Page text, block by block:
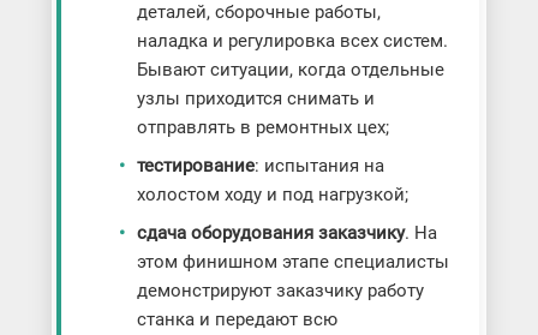
деталей, сборочные работы,
наладка и регулировка всех систем.
Бывают ситуации, когда отдельные
узлы приходится снимать и
отправлять в ремонтных цех;
тестирование: испытания на
холостом ходу и под нагрузкой;
сдача оборудования заказчику. На
этом финишном этапе специалисты
демонстрируют заказчику работу
станка и передают всю